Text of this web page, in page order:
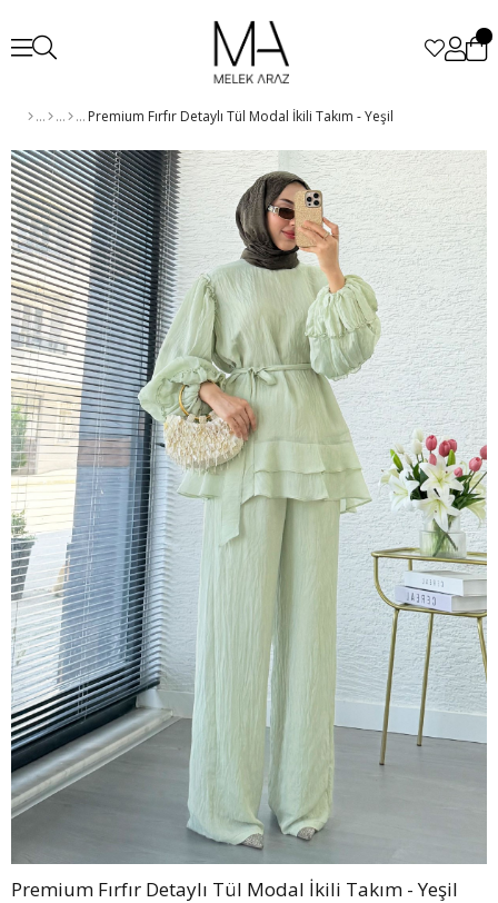
Premium Fırfır Detaylı Tül Modal İkili Takım - Yeşil
Premium Fırfır Detaylı Tül Modal İkili Takım - Yeşil